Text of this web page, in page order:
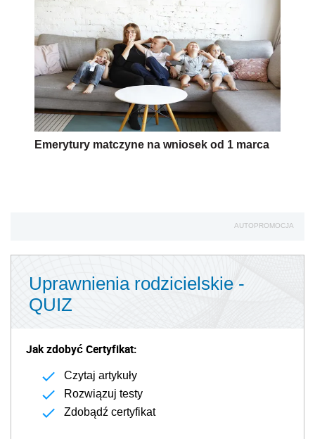
Emerytury matczyne na wniosek od 1 marca
AUTOPROMOCJA
Uprawnienia rodzicielskie -
QUIZ
Jak zdobyć Certyfikat:
Czytaj artykuły
Rozwiązuj testy
Zdobądź certyfikat